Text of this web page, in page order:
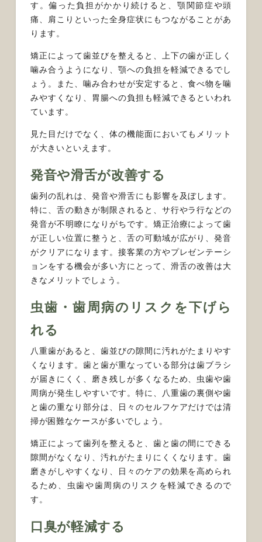
す。偏った負担がかかり続けると、顎関節症や頭
痛、肩こりといった全身症状にもつながることがあ
ります。
矯正によって歯並びを整えると、上下の歯が正しく
噛み合うようになり、顎への負担を軽減できるでし
ょう。また、噛み合わせが安定すると、食べ物を噛
みやすくなり、胃腸への負担も軽減できるといわれ
ています。
見た目だけでなく、体の機能面においてもメリット
が大きいといえます。
発音や滑舌が改善する
歯列の乱れは、発音や滑舌にも影響を及ぼします。
特に、舌の動きが制限されると、サ行やラ行などの
発音が不明瞭になりがちです。矯正治療によって歯
が正しい位置に整うと、舌の可動域が広がり、発音
がクリアになります。接客業の方やプレゼンテーシ
ョンをする機会が多い方にとって、滑舌の改善は大
きなメリットでしょう。
虫歯・歯周病のリスクを下げら
れる
八重歯があると、歯並びの隙間に汚れがたまりやす
くなります。歯と歯が重なっている部分は歯ブラシ
が届きにくく、磨き残しが多くなるため、虫歯や歯
周病が発生しやすいです。特に、八重歯の裏側や歯
と歯の重なり部分は、日々のセルフケアだけでは清
掃が困難なケースが多いでしょう。
矯正によって歯列を整えると、歯と歯の間にできる
隙間がなくなり、汚れがたまりにくくなります。歯
磨きがしやすくなり、日々のケアの効果を高められ
るため、虫歯や歯周病のリスクを軽減できるので
す。
口臭が軽減する